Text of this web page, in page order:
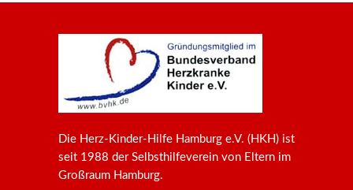
Die Herz-Kinder-Hilfe Hamburg e.V. (HKH) ist
seit 1988 der Selbsthilfeverein von Eltern im
Großraum Hamburg.